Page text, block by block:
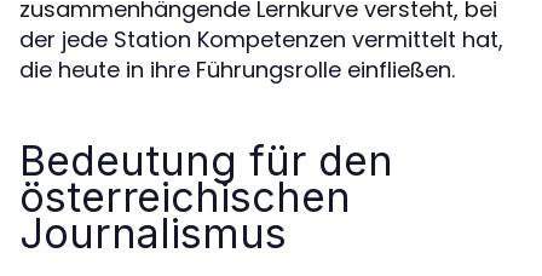
zusammenhängende Lernkurve versteht, bei
der jede Station Kompetenzen vermittelt hat,
die heute in ihre Führungsrolle einfließen.
Bedeutung für den
österreichischen
Journalismus